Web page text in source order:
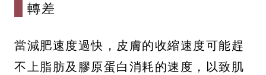
轉差
當減肥速度過快，皮膚的收縮速度可能趕
不上脂肪及膠原蛋白消耗的速度，以致肌